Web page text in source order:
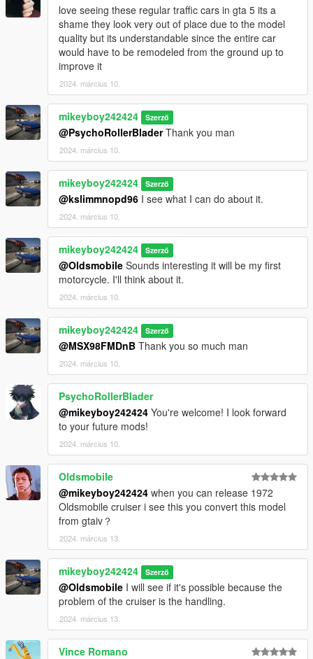
love seeing these regular traffic cars in gta 5 its a
shame they look very out of place due to the model
quality but its understandable since the entire car
would have to be remodeled from the ground up to
improve it
2024. március 10.
mikeyboy242424 Szerző
@PsychoRollerBladerThank you man
2024. március 10.
mikeyboy242424 Szerző
@kslimmnopd96 I see what I can do about it.
2024. március 10.
mikeyboy242424 Szerző
@Oldsmobile Sounds interesting it will be my first
motorcycle. I'll think about it.
2024. március 10.
mikeyboy242424 Szerző
@MSX98FMDnB Thank you so much man
2024. március 10.
PsychoRollerBlader
@mikeyboy242424 You're welcome! I look forward
to your future mods!
2024. március 10.
Oldsmobile
@mikeyboy242424 when you can release 1972
Oldsmobile cruiser i see this you convert this model
from gtaiv？
2024. március 13.
mikeyboy242424 Szerző
@Oldsmobile I will see if it's possible because the
problem of the cruiser is the handling.
2024. március 13.
Vince Romano